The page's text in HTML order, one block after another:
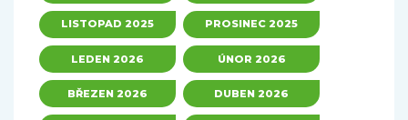
LISTOPAD 2025 PROSINEC 2025
LEDEN 2026 ÚNOR 2026
BŘEZEN 2026 DUBEN 2026